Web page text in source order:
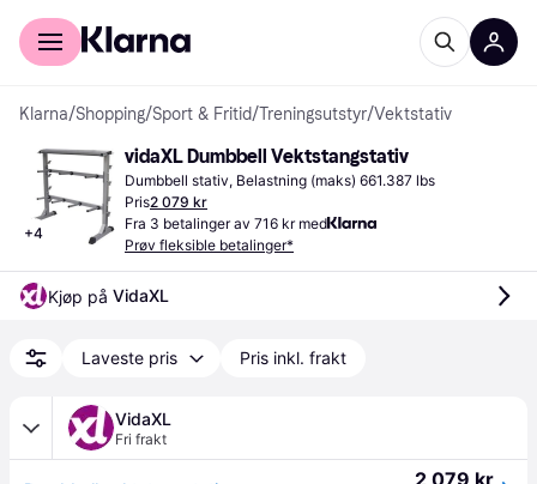
For kunder
Klarna/Shopping/Sport & Fritid/Treningsutstyr/Vektstativ
+4
vidaXL Dumbbell Vektstangstativ
Dumbbell stativ, Belastning (maks) 661.387 lbs
Pris2 079 kr
Fra 3 betalinger av 716 kr med
Prøv fleksible betalinger*
Kjøp på VidaXL
Laveste pris Pris inkl. frakt
VidaXL
Fri frakt
2 079 kr